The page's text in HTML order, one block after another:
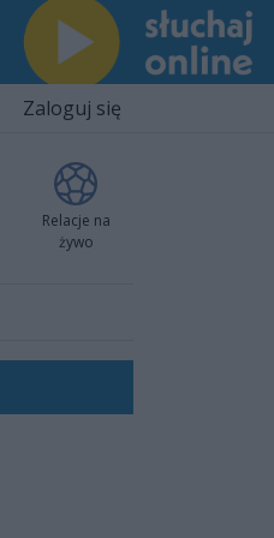
Zaloguj się
Relacje na
żywo